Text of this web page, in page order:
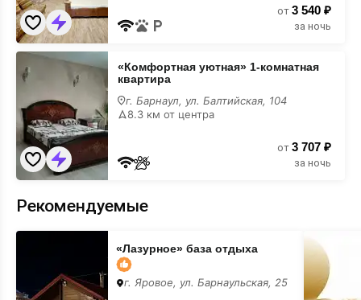
от 3 540 ₽
за ночь
«Комфортная
уютная»
1-
квартира
для
вечеринки
«Комфортная уютная» 1-комнатная
квартира
г. Барнаул, ул. Балтийская, 104
8.3 км от центра
от 3 707 ₽
за ночь
Рекомендуемые
«Лазурное»
«Лазурное» база отдыха
г. Яровое, ул. Барнаульская, 25
для
вашего
баннера